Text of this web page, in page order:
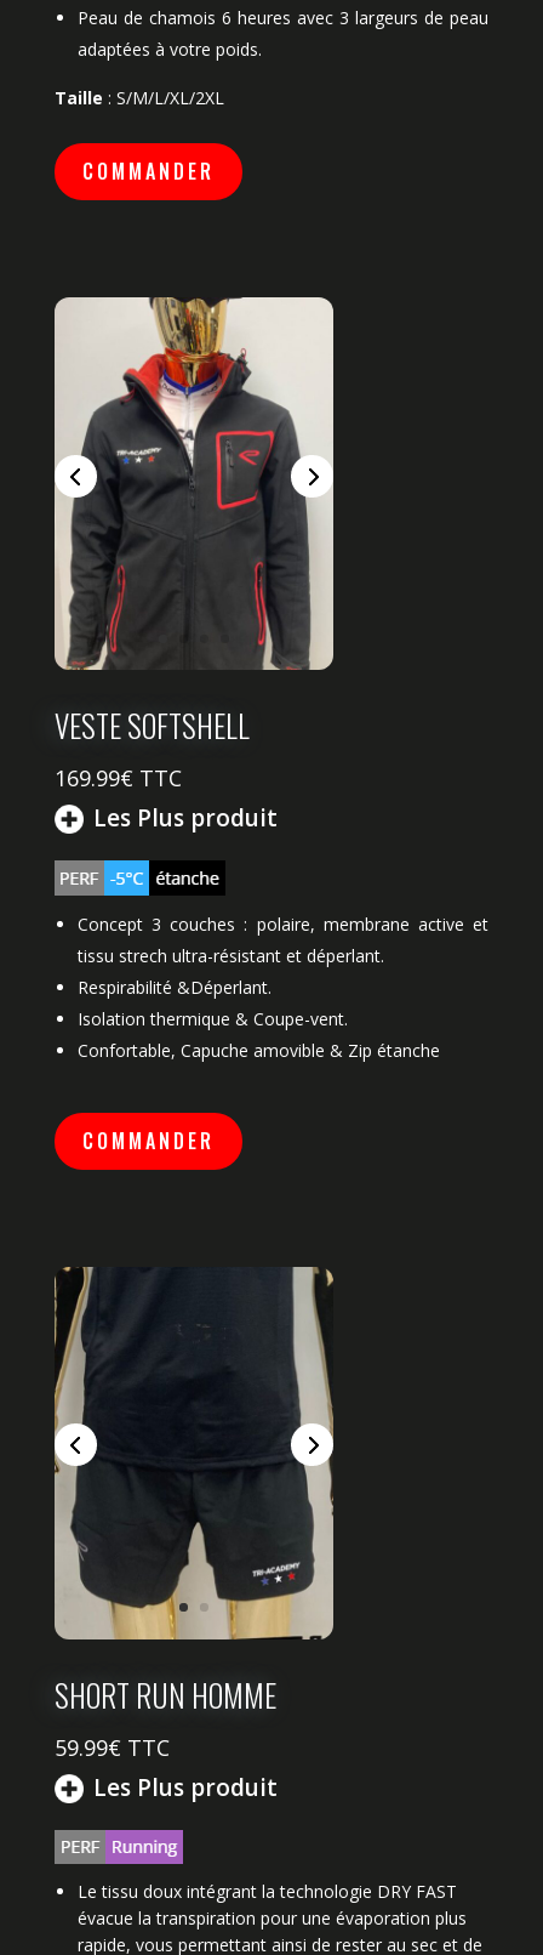
Peau de chamois 6 heures avec 3 largeurs de peau
adaptées à votre poids.
Taille : S/M/L/XL/2XL
COMMANDER
VESTE SOFTSHELL
169.99€ TTC
Les Plus produit
Concept 3 couches : polaire, membrane active et
tissu strech ultra-résistant et déperlant.
Respirabilité &Déperlant.
Isolation thermique & Coupe-vent.
Confortable, Capuche amovible & Zip étanche
COMMANDER
SHORT RUN HOMME
59.99€ TTC
Les Plus produit
Le tissu doux intégrant la technologie DRY FAST
évacue la transpiration pour une évaporation plus
rapide, vous permettant ainsi de rester au sec et de